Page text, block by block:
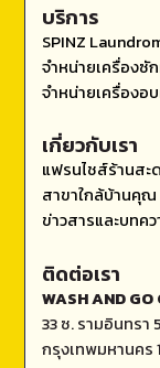
ติดต่อเรา
WASH AND GO
33 ซ. รามอินทรา
กรุงเทพมหานคร
เกี่ยวกับเรา
แฟรนไชส์ร้านสะ
สาขาใกล้บ้านคุณ
ข่าวสารและบทค
บริการ
SPINZ
จำหน่ายเครื่อง
จำหน่ายเครื่องอ